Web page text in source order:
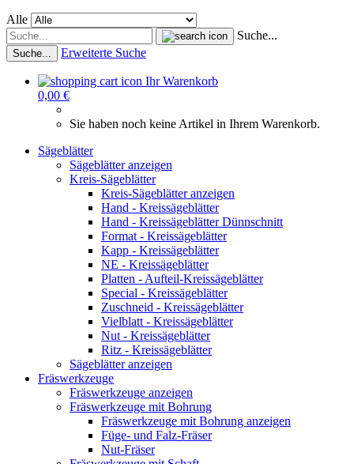
Alle
Suche...
Suche... Erweiterte Suche
Ihr Warenkorb
0,00 €
Sie haben noch keine Artikel in Ihrem Warenkorb.
Sägeblätter
Sägeblätter anzeigen
Kreis-Sägeblätter
Kreis-Sägeblätter anzeigen
Hand - Kreissägeblätter
Hand - Kreissägeblätter Dünnschnitt
Format - Kreissägeblätter
Kapp - Kreissägeblätter
NE - Kreissägeblätter
Platten - Aufteil-Kreissägeblätter
Special - Kreissägeblätter
Zuschneid - Kreissägeblätter
Vielblatt - Kreissägeblätter
Nut - Kreissägeblätter
Ritz - Kreissägeblätter
Sägeblätter anzeigen
Fräswerkzeuge
Fräswerkzeuge anzeigen
Fräswerkzeuge mit Bohrung
Fräswerkzeuge mit Bohrung anzeigen
Füge- und Falz-Fräser
Nut-Fräser